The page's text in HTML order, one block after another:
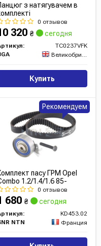
з натягувачем в
0 отзывов
320 ₴ сегодня
TC0237VFK
Великобритания
Купить
пасу ГРМ Opel
1.2/1.4/1.6 85-
0 отзывов
680 ₴ сегодня
KD453.02
NTN
Франция
Рекомендуем